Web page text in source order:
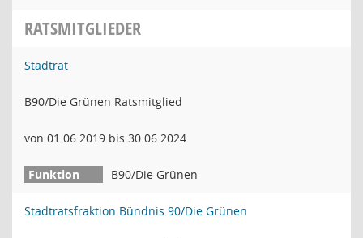
RATSMITGLIEDER
Stadtrat
B90/Die Grünen Ratsmitglied
von 01.06.2019 bis 30.06.2024
B90/Die Grünen
Stadtratsfraktion Bündnis 90/Die Grünen